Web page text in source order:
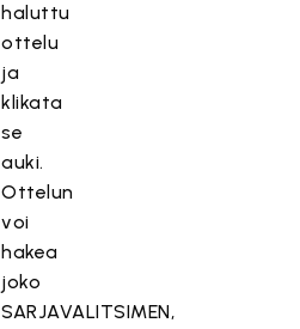
haluttu
ottelu
ja
klikata
se
auki.
Ottelun
voi
hakea
joko
SARJAVALITSIMEN,